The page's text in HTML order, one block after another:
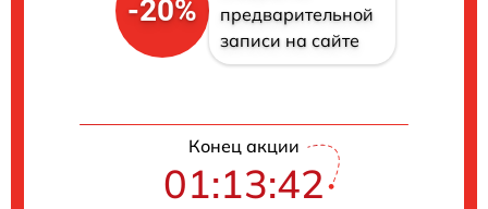
-20%
предварительной
записи на сайте
Конец акции
01:13:41